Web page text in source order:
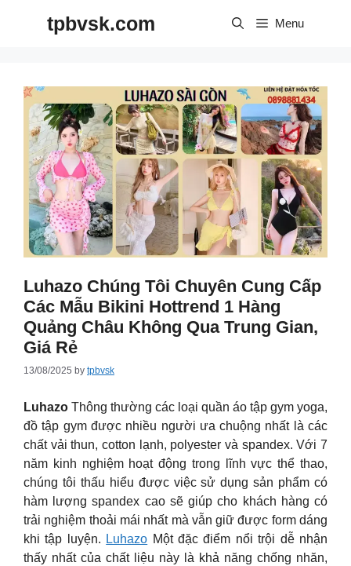
tpbvsk.com Menu
Luhazo Chúng Tôi Chuyên Cung Cấp
Các Mẫu Bikini Hottrend 1 Hàng
Quảng Châu Không Qua Trung Gian,
Giá Rẻ
13/08/2025 by tpbvsk
Luhazo Thông thường các loại quần áo tập gym yoga,
đồ tập gym được nhiều người ưa chuộng nhất là các
chất vải thun, cotton lạnh, polyester và spandex. Với 7
năm kinh nghiệm hoạt động trong lĩnh vực thể thao,
chúng tôi thấu hiểu được việc sử dụng sản phẩm có
hàm lượng spandex cao sẽ giúp cho khách hàng có
trải nghiệm thoải mái nhất mà vẫn giữ được form dáng
khi tập luyện. Luhazo Một đặc điểm nổi trội dễ nhận
thấy nhất của chất liệu này là khả năng chống nhăn,